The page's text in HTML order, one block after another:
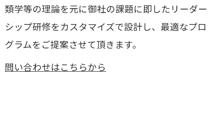
類学等の理論を元に御社の課題に即したリーダー
シップ研修をカスタマイズで設計し、 最適なプロ
グラムをご提案させて頂きます。
問い合わせはこちらから